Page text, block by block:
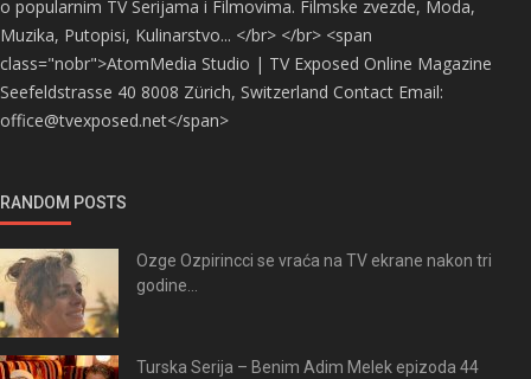
o popularnim TV Serijama i Filmovima. Filmske zvezde, Moda,
Muzika, Putopisi, Kulinarstvo... </br> </br> <span
class="nobr">AtomMedia Studio | TV Exposed Online Magazine
Seefeldstrasse 40 8008 Zürich, Switzerland Contact Email:
office@tvexposed.net</span>
RANDOM POSTS
Ozge Ozpirincci se vraća na TV ekrane nakon tri
godine...
Turska Serija – Benim Adim Melek epizoda 44